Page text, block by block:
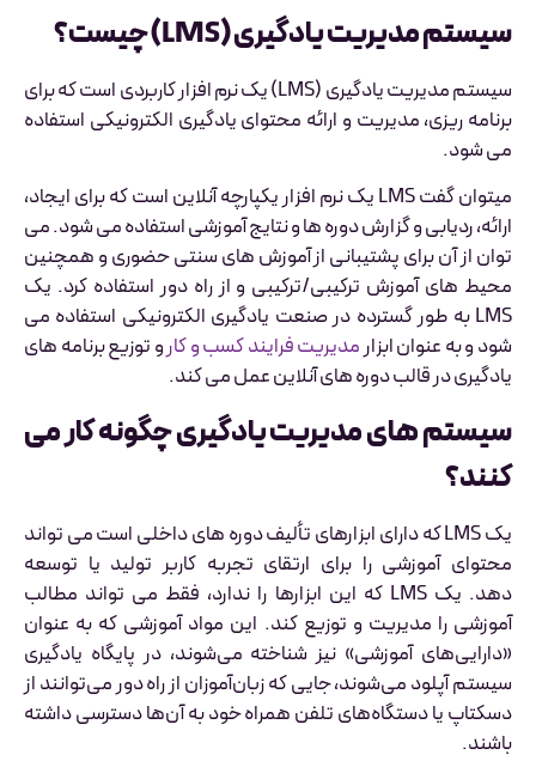
سیستم مدیریت یادگیری (LMS) چیست؟
سیستم مدیریت یادگیری (LMS) یک نرم افزار کاربردی است که برای
برنامه ریزی، مدیریت و ارائه محتوای یادگیری الکترونیکی استفاده
می شود.
میتوان گفت LMS یک نرم افزار یکپارچه آنلاین است که برای ایجاد،
ارائه، ردیابی و گزارش دوره ها و نتایج آموزشی استفاده می شود. می
توان از آن برای پشتیبانی از آموزش های سنتی حضوری و همچنین
محیط های آموزش ترکیبی/ترکیبی و از راه دور استفاده کرد. یک
LMS به طور گسترده در صنعت یادگیری الکترونیکی استفاده می
شود و به عنوان ابزارمدیریت فرایند کسب و کارو توزیع برنامه های
یادگیری در قالب دوره های آنلاین عمل می کند.
سیستم های مدیریت یادگیری چگونه کار می
کنند؟
یک LMS که دارای ابزارهای تألیف دوره های داخلی است می تواند
محتوای آموزشی را برای ارتقای تجربه کاربر تولید یا توسعه
دهد. یک LMS که این ابزارها را ندارد، فقط می تواند مطالب
آموزشی را مدیریت و توزیع کند. این مواد آموزشی که به عنوان
«دارایی‌های آموزشی» نیز شناخته می‌شوند، در پایگاه یادگیری
سیستم آپلود می‌شوند، جایی که زبان‌آموزان از راه دور می‌توانند از
دسکتاپ یا دستگاه‌های تلفن همراه خود به آن‌ها دسترسی داشته
باشند.